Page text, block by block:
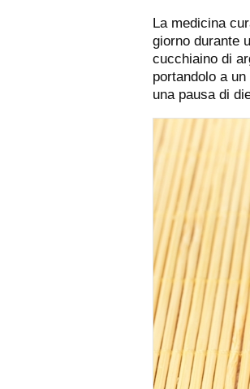
La medicina
giorno durante
cucchiaino di
portandolo a
una pausa di